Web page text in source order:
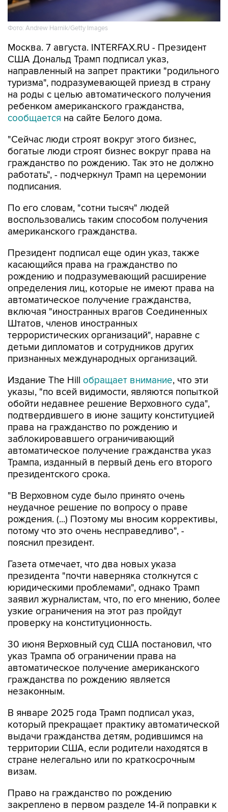
Фото: Andrew Harnik/Getty Images
Москва. 7 августа. INTERFAX.RU - Президент
США Дональд Трамп подписал указ,
направленный на запрет практики "родильного
туризма", подразумевающей приезд в страну
на роды с целью автоматического получения
ребенком американского гражданства,
сообщается на сайте Белого дома.
"Сейчас люди строят вокруг этого бизнес,
богатые люди строят бизнес вокруг права на
гражданство по рождению. Так это не должно
работать", - подчеркнул Трамп на церемонии
подписания.
По его словам, "сотни тысяч" людей
воспользовались таким способом получения
американского гражданства.
Президент подписал еще один указ, также
касающийся права на гражданство по
рождению и подразумевающий расширение
определения лиц, которые не имеют права на
автоматическое получение гражданства,
включая "иностранных врагов Соединенных
Штатов, членов иностранных
террористических организаций", наравне с
детьми дипломатов и сотрудников других
признанных международных организаций.
Издание The Hill обращает внимание, что эти
указы, "по всей видимости, являются попыткой
обойти недавнее решение Верховного суда",
подтвердившего в июне защиту конституцией
права на гражданство по рождению и
заблокировавшего ограничивающий
автоматическое получение гражданства указ
Трампа, изданный в первый день его второго
президентского срока.
"В Верховном суде было принято очень
неудачное решение по вопросу о праве
рождения. (...) Поэтому мы вносим коррективы,
потому что это очень несправедливо", -
пояснил президент.
Газета отмечает, что два новых указа
президента "почти наверняка столкнутся с
юридическими проблемами", однако Трамп
заявил журналистам, что, по его мнению, более
узкие ограничения на этот раз пройдут
проверку на конституционность.
30 июня Верховный суд США постановил, что
указ Трампа об ограничении права на
автоматическое получение американского
гражданства по рождению является
незаконным.
В январе 2025 года Трамп подписал указ,
который прекращает практику автоматической
выдачи гражданства детям, родившимся на
территории США, если родители находятся в
стране нелегально или по краткосрочным
визам.
Право на гражданство по рождению
закреплено в первом разделе 14-й поправки к